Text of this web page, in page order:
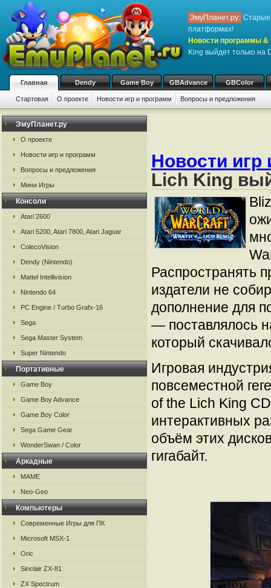
ЭмуПланет.ру: Старые
платформах!
Новости программы &
King выйдет только на
Главная Dendy Game Boy GBAdvance GBColor
Стартовая О проекте Новости игр и программ Вопросы и предложения
ЭмуПланет.ру
О проекте
Новости игр и программ
Вопросы и предложения
Мини Игры
Консоли
Atari 2600
Atari 5200, Atari 7800, Atari Jaguar
ColecoVision
Dendy (Nintendo)
Mattel Intellivision
Nintendo 64
PC Engine / Turbo Grafx-16
Sega
Sega Master System
Super Nintendo
Портативные
Game Boy
Game Boy Advance
Game Boy Color
Sega Game Gear
WonderSwan / Color
Аркадные
MAME
Neo-Geo
Компьютеры
Современные Игры для ПК
Microsoft MSX-1
Oric
Sinclair ZX-81
ZX Spectrum
Новости игр
Lich King
Распространять
издатели не
дополнение для
— поставлялось
который
Игровая
повсеместной
of the Lich King
интерактивных
объём этих
гигабайт.